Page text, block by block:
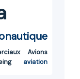
Avions
aviation